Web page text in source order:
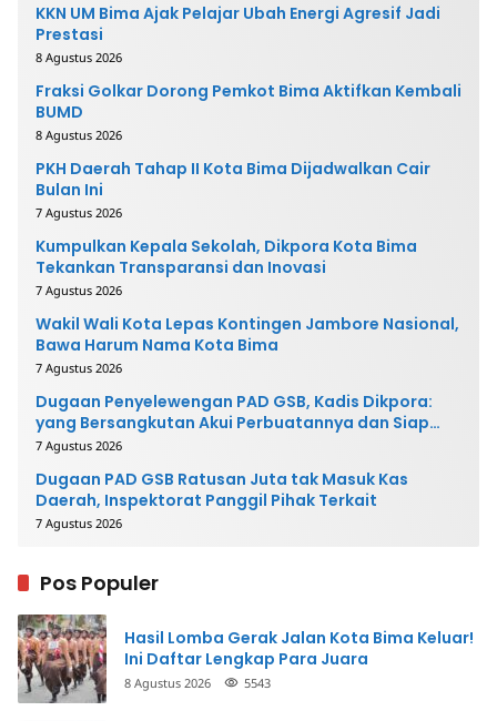
KKN UM Bima Ajak Pelajar Ubah Energi Agresif Jadi
Prestasi
8 Agustus 2026
Fraksi Golkar Dorong Pemkot Bima Aktifkan Kembali
BUMD
8 Agustus 2026
PKH Daerah Tahap II Kota Bima Dijadwalkan Cair
Bulan Ini
7 Agustus 2026
Kumpulkan Kepala Sekolah, Dikpora Kota Bima
Tekankan Transparansi dan Inovasi
7 Agustus 2026
Wakil Wali Kota Lepas Kontingen Jambore Nasional,
Bawa Harum Nama Kota Bima
7 Agustus 2026
Dugaan Penyelewengan PAD GSB, Kadis Dikpora:
yang Bersangkutan Akui Perbuatannya dan Siap
Mengembalikan Uang
7 Agustus 2026
Dugaan PAD GSB Ratusan Juta tak Masuk Kas
Daerah, Inspektorat Panggil Pihak Terkait
7 Agustus 2026
Pos Populer
Hasil Lomba Gerak Jalan Kota Bima Keluar!
Ini Daftar Lengkap Para Juara
8 Agustus 2026 5543